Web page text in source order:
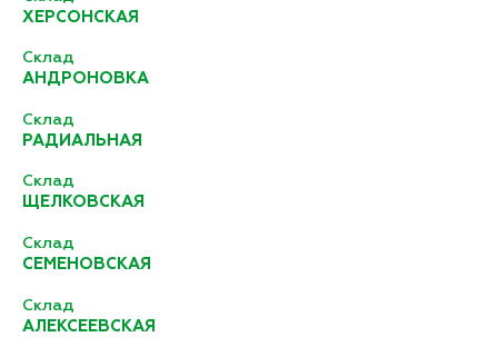
ХЕРСОНСКАЯ
Склад
АНДРОНОВКА
Склад
РАДИАЛЬНАЯ
Склад
ЩЕЛКОВСКАЯ
Склад
СЕМЕНОВСКАЯ
Склад
АЛЕКСЕЕВСКАЯ